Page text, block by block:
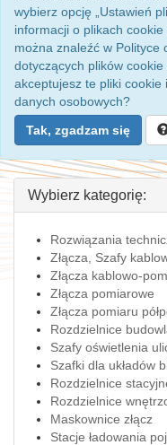
wybierz opcję „Ustawień
informacji o plikach
można znaleźć w Polityce
dotyczących plików
akceptujesz te pliki
danych osobowych?
Tak, zgadzam się
Wybierz kategorię:
Rozwiązania
Złącza, Szafy
Złącza kablowo-
Złącza pomiarowe
Złącza pomiaru
Rozdzielnice
Szafy oświetlenia
Szafki dla układów
Rozdzielnice
Rozdzielnice
Maskownice złącz
Stacje ładowania